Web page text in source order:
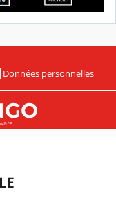
Données personnelles